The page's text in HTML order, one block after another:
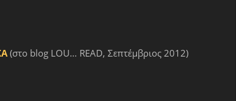
(στο blog LOU… READ, Σεπτέμβριος 2012)